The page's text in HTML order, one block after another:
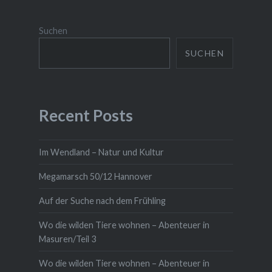
Suchen
SUCHEN
Recent Posts
Im Wendland – Natur und Kultur
Megamarsch 50/12 Hannover
Auf der Suche nach dem Frühling
Wo die wilden Tiere wohnen – Abenteuer in
Masuren/Teil 3
Wo die wilden Tiere wohnen – Abenteuer in